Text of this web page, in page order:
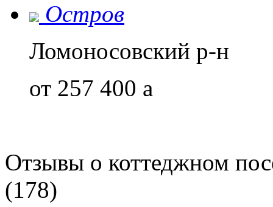
Остров
Ломоносовский р-н
от 257 400 a
Отзывы о коттеджном
(178)